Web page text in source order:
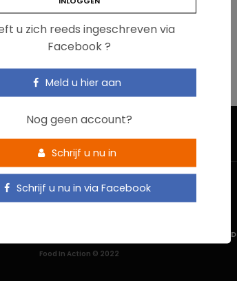
u zich reeds ingeschreven via
Facebook ?
Meld u hier aan
Nog geen account?
Schrijf u nu in
Schrijf u nu in via Facebook
PRIVACYBELEID
Food In Action © 2022